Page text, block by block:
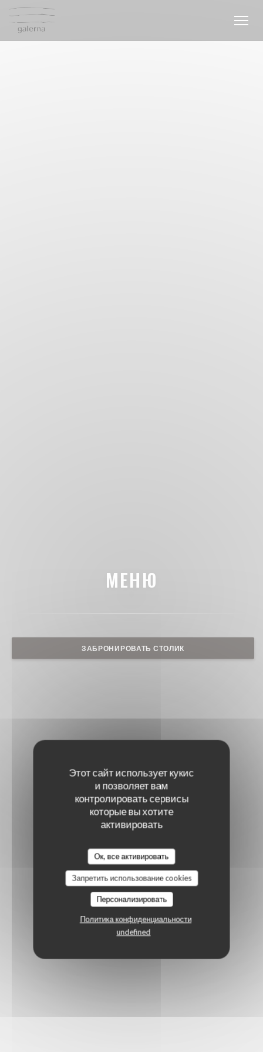
Панель управления cookies
Этот сайт использует кукис
и позволяет вам
контролировать сервисы
которые вы хотите
активировать
Ок, все активировать
Запретить использование cookies
Персонализировать
Политика конфиденциальности
undefined
МЕНЮ
ЗАБРОНИРОВАТЬ СТОЛИК